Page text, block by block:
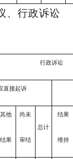
、行政诉讼
行政诉讼
直接起诉
其他
结果
尚未
审结
总计
结果
维持